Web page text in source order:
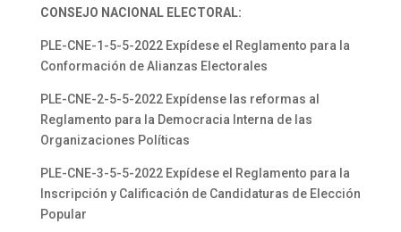
CONSEJO NACIONAL ELECTORAL:
PLE-CNE-1-5-5-2022 Expídese el Reglamento para la
Conformación de Alianzas Electorales
PLE-CNE-2-5-5-2022 Expídense las reformas al
Reglamento para la Democracia Interna de las
Organizaciones Políticas
PLE-CNE-3-5-5-2022 Expídese el Reglamento para la
Inscripción y Calificación de Candidaturas de Elección
Popular